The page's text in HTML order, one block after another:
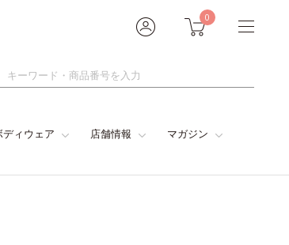
0
検
ディウェア 店舗情報 マガジン